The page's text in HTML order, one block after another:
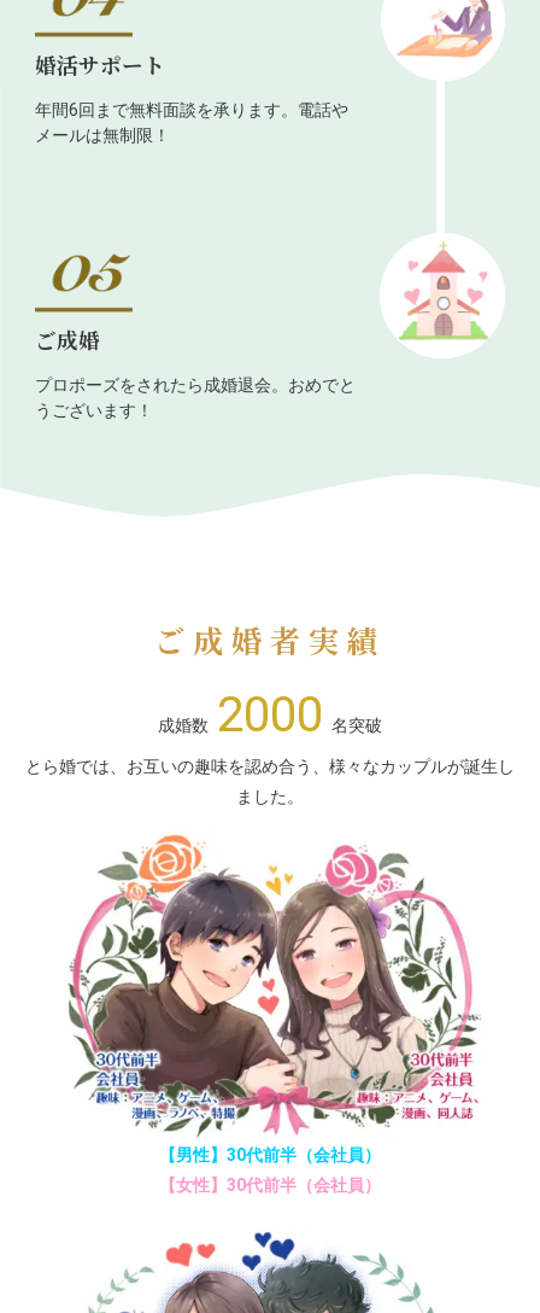
婚活サポート
年間6回まで無料面談を承ります。電話や
メールは無制限！
ご成婚
プロポーズをされたら成婚退会。おめでと
うございます！
ご成婚者実績
成婚数 2000 名突破
とら婚では、お互いの趣味を認め合う、様々なカップルが誕生し
ました。
【男性】30代前半（会社員）
【女性】30代前半（会社員）